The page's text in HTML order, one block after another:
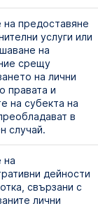
предоставяне
услуги или
на
срещу
на лични
правата и
на субекта на
в
случай.
на
дейности
свързани с
лични